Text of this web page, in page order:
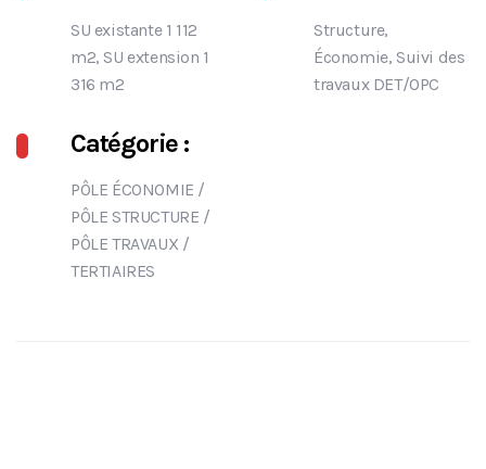
SU existante 1 112
m2, SU extension 1
316 m2
Structure,
Économie, Suivi des
travaux DET/OPC
Catégorie :
PÔLE ÉCONOMIE /
PÔLE STRUCTURE /
PÔLE TRAVAUX /
TERTIAIRES